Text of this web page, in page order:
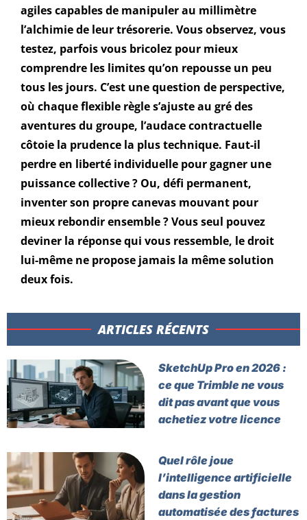
agiles capables de manipuler au millimètre
l’alchimie de leur trésorerie. Vous observez, vous
testez, parfois vous bricolez pour mieux
comprendre les limites qu’on repousse un peu
tous les jours. C’est une question de perspective,
où chaque flexible règle s’ajuste au gré des
aventures du groupe, l’audace contractuelle
côtoie la prudence la plus technique. Faut-il
perdre en liberté individuelle pour gagner une
puissance collective ? Ou, défi permanent,
inventer son propre canevas mouvant pour
mieux rebondir ensemble ? Vous seul pouvez
deviner la réponse qui vous ressemble, le droit
lui-même ne propose jamais la même solution
deux fois.
ARTICLES RÉCENTS​
SketchUp Pro en 2026 :
ce que Trimble ne vous
dit pas avant que vous
achetiez votre licence
Quel rôle joue
l’intelligence artificielle
dans la gestion
automatisée des factures